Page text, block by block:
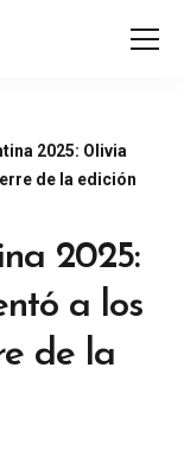
2025: Olivia
de la edición
2025:
a los
de la